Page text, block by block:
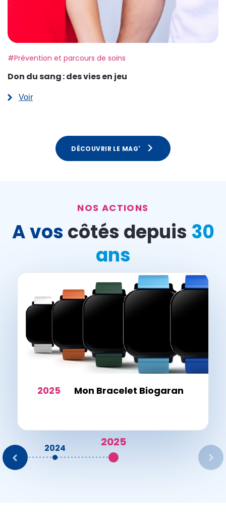
Etiquette:
#Prévention et parcours de soins
Don du sang : des vies en jeu
Voir
:
DÉCOUVRIR LE MAG'
NOS ACTIONS
A vos côtés depuis 30
ans
2025 Mon Bracelet Biogaran
2024 2025